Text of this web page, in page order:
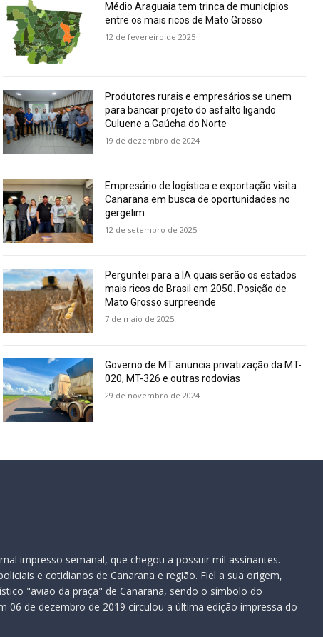
Médio Araguaia tem trinca de municípios
entre os mais ricos de Mato Grosso
12 de fevereiro de 2025
Produtores rurais e empresários se unem
para bancar projeto do asfalto ligando
Culuene a Gaúcha do Norte
19 de dezembro de 2024
Empresário de logística e exportação visita
Canarana em busca de oportunidades no
gergelim
12 de setembro de 2025
Perguntei para a IA quais serão os estados
mais ricos do Brasil em 2050. Posição de
Mato Grosso surpreende
7 de maio de 2025
Governo de MT anuncia privatização da MT-
020, MT-326 e outras rodovias
29 de novembro de 2024
impresso semanal, que chegou a possuir mil assinantes.
e cotidianos de Canarana e região. Fiel a sua origem,
"avião da praça" de Canarana, sendo o símbolo do
de dezembro de 2019 circulou a última edição impressa do